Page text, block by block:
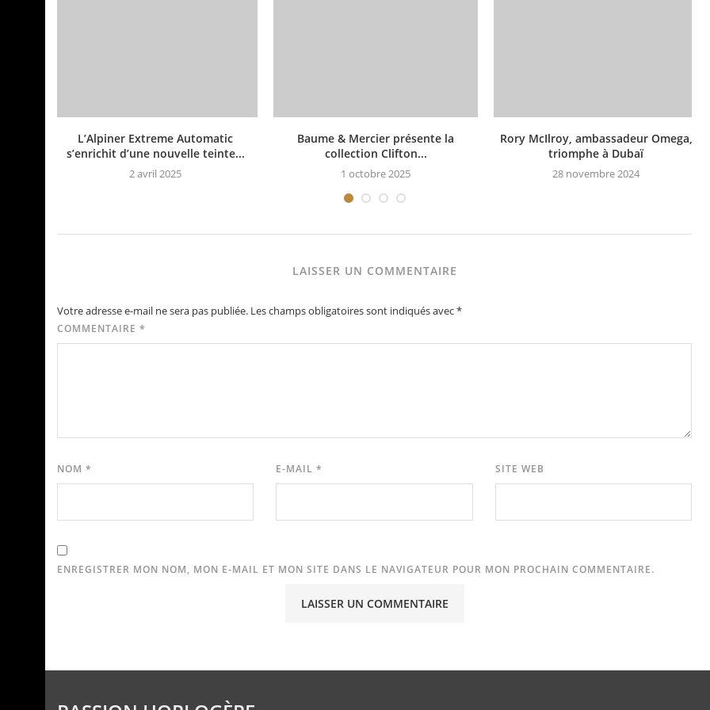
L’Alpiner Extreme Automatic
s’enrichit d’une nouvelle teinte...
2 avril 2025
Baume & Mercier présente la
collection Clifton...
1 octobre 2025
Rory McIlroy, ambassadeur Omega,
triomphe à Dubaï
28 novembre 2024
LAISSER UN COMMENTAIRE
Votre adresse e-mail ne sera pas publiée. Les champs obligatoires sont indiqués avec*
COMMENTAIRE *
NOM * E-MAIL* SITE WEB
ENREGISTRER MON NOM, MON E-MAIL ET MON SITE DANS LE NAVIGATEUR POUR MON PROCHAIN COMMENTAIRE.